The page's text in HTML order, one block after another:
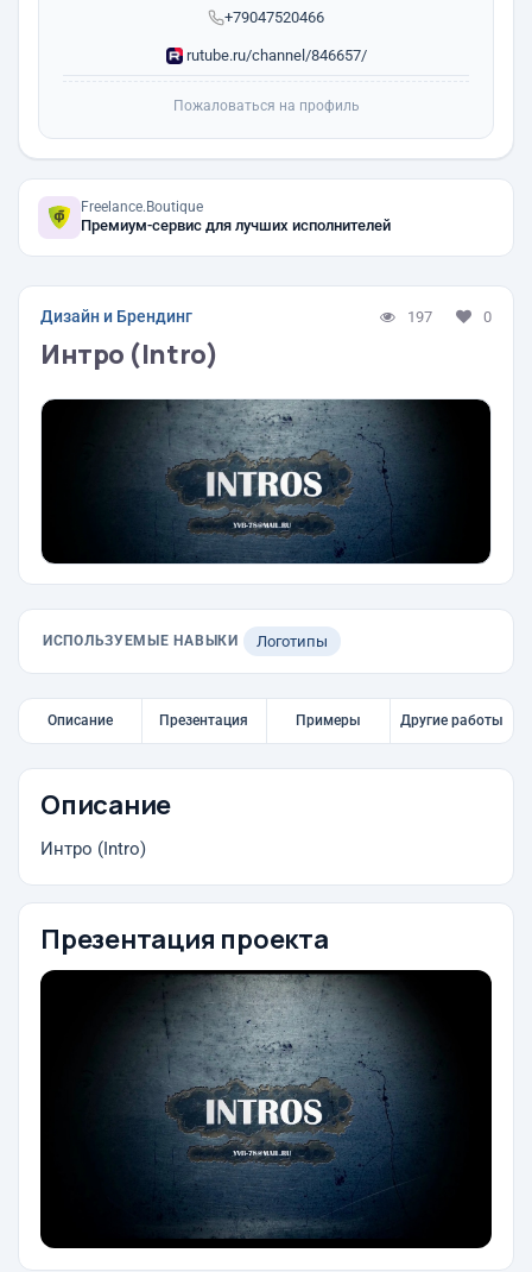
+79047520466
rutube.ru/channel/846657/
Пожаловаться на профиль
Freelance.Boutique
Премиум-сервис для лучших исполнителей
Дизайн и Брендинг 197 0
Интро (Intro)
ИСПОЛЬЗУЕМЫЕ НАВЫКИ Логотипы
Описание Презентация Примеры Другие работы
Описание
Интро (Intro)
Презентация проекта